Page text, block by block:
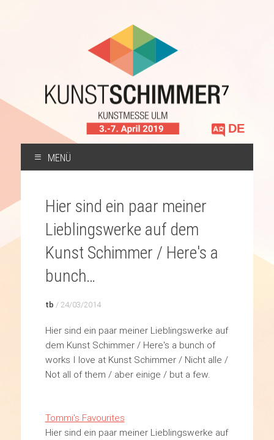
Sprache
auswählen
MENÜ
SPRINGEN
Hier sind ein paar meiner
Lieblingswerke auf dem
Kunst Schimmer / Here's a
bunch…
tb / 24/03/2014
Hier sind ein paar meiner Lieblingswerke auf
dem Kunst Schimmer / Here's a bunch of
works I love at Kunst Schimmer / Nicht alle /
Not all of them / aber einige / but a few.
Tommi's Favourites
Hier sind ein paar meiner Lieblingswerke auf